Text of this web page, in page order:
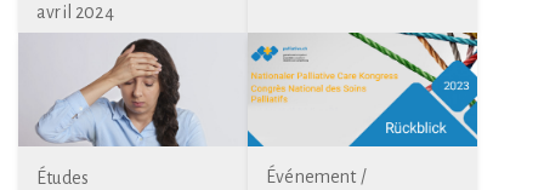
avril 2024
Études
Événement /